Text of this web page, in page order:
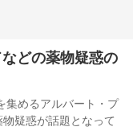
どの薬物疑惑の
集めるアルバート・プ
疑惑が話題となって